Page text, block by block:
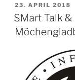
bietet
wieder
einen
Workshop
AM
23. APRIL 2018
SMart Talk